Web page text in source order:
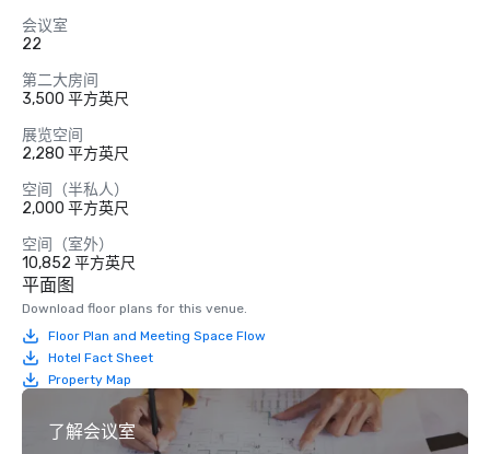
会议室
22
第二大房间
3,500 平方英尺
展览空间
2,280 平方英尺
空间（半私人）
2,000 平方英尺
空间（室外）
10,852 平方英尺
平面图
Download floor plans for this venue.
Floor Plan and Meeting Space Flow
Hotel Fact Sheet
Property Map
了解会议室